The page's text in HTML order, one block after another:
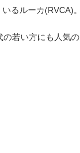
るルーカ(RVCA)。
の若い方にも人気の